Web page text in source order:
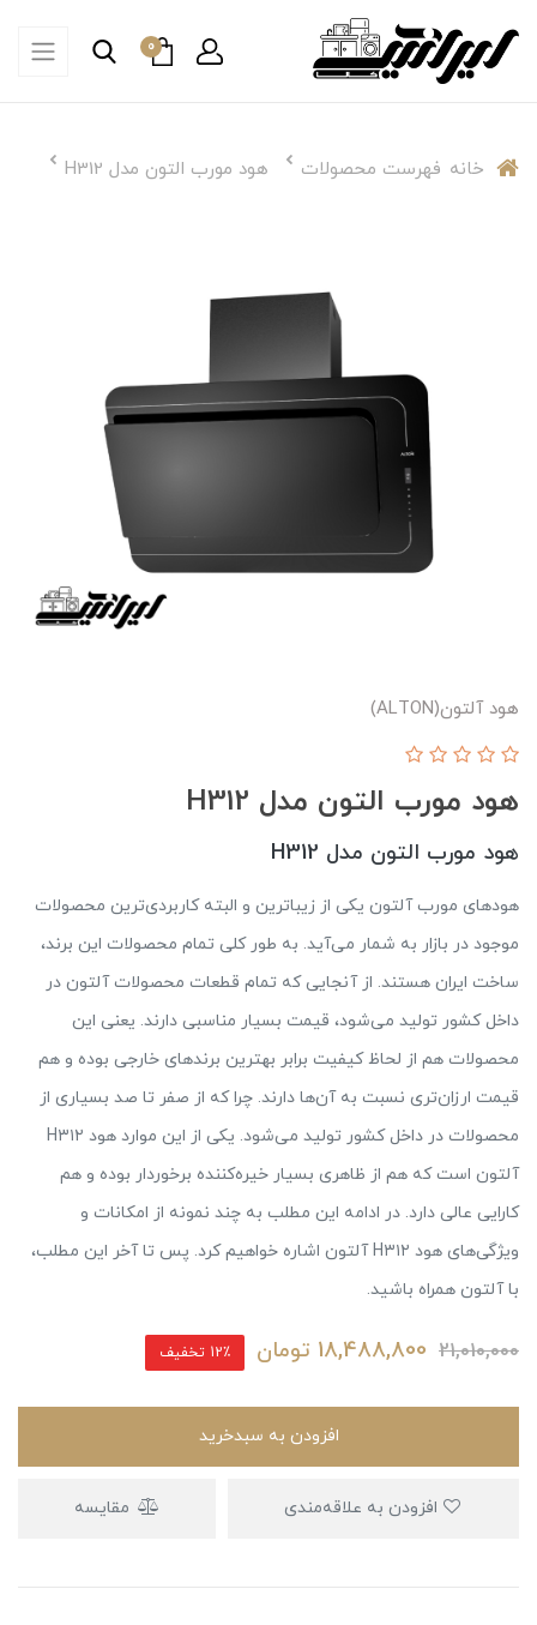
0
خانه فهرست محصولات هود مورب التون مدل H312
هود آلتون(ALTON)
هود مورب التون مدل H312
هود مورب التون مدل H312
هودهای مورب آلتون یکی از زیباترین و البته کاربردی‌ترین محصولات
موجود در بازار به شمار می‌آید. به طور کلی تمام محصولات این برند،
ساخت ایران هستند. از آنجایی که تمام قطعات محصولات آلتون در
داخل کشور تولید می‌شود، قیمت بسیار مناسبی دارند. یعنی این
محصولات هم از لحاظ کیفیت برابر بهترین برندهای خارجی بوده و هم
قیمت ارزان‌تری نسبت به آن‌ها دارند. چرا که از صفر تا صد بسیاری از
محصولات در داخل کشور تولید می‌شود. یکی از این موارد هود H۳۱۲
آلتون است که هم از ظاهری بسیار خیره‌کننده برخوردار بوده و هم
کارایی عالی دارد. در ادامه این مطلب به چند نمونه از امکانات و
ویژگی‌های هود H۳۱۲ آلتون اشاره خواهیم کرد. پس تا آخر این مطلب،
با آلتون همراه باشید.
21,010,000
18,488,800 تومان 12٪ تخفیف
افزودن به سبدخرید
مقایسه